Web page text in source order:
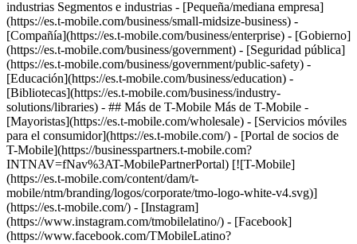
industrias Segmentos e industrias - [Pequeña/mediana empresa]
(https://es.t-mobile.com/business/small-midsize-business) -
[Compañía](https://es.t-mobile.com/business/enterprise) - [Gobierno]
(https://es.t-mobile.com/business/government) - [Seguridad pública]
(https://es.t-mobile.com/business/government/public-safety) -
[Educación](https://es.t-mobile.com/business/education) -
[Bibliotecas](https://es.t-mobile.com/business/industry-
solutions/libraries) - ## Más de T-Mobile Más de T-Mobile -
[Mayoristas](https://es.t-mobile.com/wholesale) - [Servicios móviles
para el consumidor](https://es.t-mobile.com/) - [Portal de socios de
T-Mobile](https://businesspartners.t-mobile.com?
INTNAV=fNav%3AT-MobilePartnerPortal) [![T-Mobile]
(https://es.t-mobile.com/content/dam/t-
mobile/ntm/branding/logos/corporate/tmo-logo-white-v4.svg)]
(https://es.t-mobile.com/) - [Instagram]
(https://www.instagram.com/tmobilelatino/) - [Facebook]
(https://www.facebook.com/TMobileLatino?